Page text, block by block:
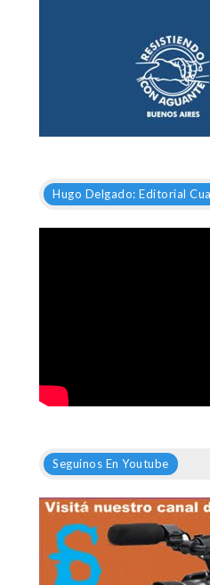
Hugo Delgado: Editorial
Seguinos En Youtube